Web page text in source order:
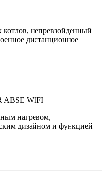
непревзойденный
дистанционное
ABSE WIFI
нагревом,
дизайном и функцией